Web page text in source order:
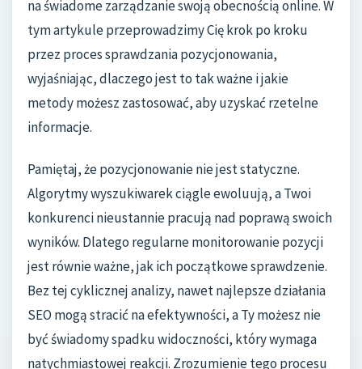
na świadome zarządzanie swoją obecnością online. W
tym artykule przeprowadzimy Cię krok po kroku
przez proces sprawdzania pozycjonowania,
wyjaśniając, dlaczego jest to tak ważne i jakie
metody możesz zastosować, aby uzyskać rzetelne
informacje.
Pamiętaj, że pozycjonowanie nie jest statyczne.
Algorytmy wyszukiwarek ciągle ewoluują, a Twoi
konkurenci nieustannie pracują nad poprawą swoich
wyników. Dlatego regularne monitorowanie pozycji
jest równie ważne, jak ich początkowe sprawdzenie.
Bez tej cyklicznej analizy, nawet najlepsze działania
SEO mogą stracić na efektywności, a Ty możesz nie
być świadomy spadku widoczności, który wymaga
natychmiastowej reakcji. Zrozumienie tego procesu